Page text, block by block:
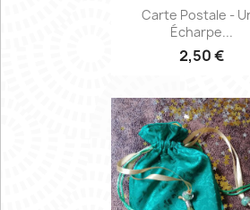
Carte Postale -
Écharpe...
2,50 €